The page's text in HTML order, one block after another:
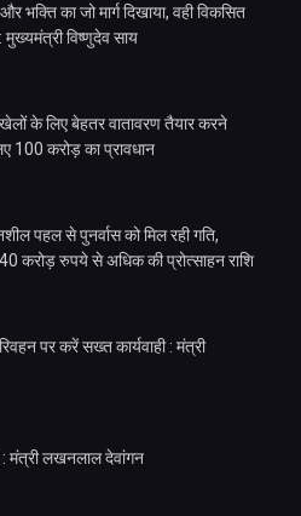
भक्ति का जो मार्ग दिखाया, वही विकसित
विष्णुदेव साय
के लिए बेहतर वातावरण तैयार करने
100 करोड़ का प्रावधान
पहल से पुनर्वास को मिल रही गति,
करोड़ रुपये से अधिक की प्रोत्साहन राशि
पर करें सख्त कार्यवाही : मंत्री
मंत्री लखनलाल देवांगन